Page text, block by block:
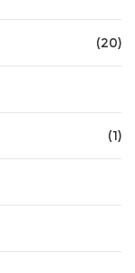
(20)
(1)